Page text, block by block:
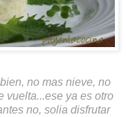
no mas nieve, no
vuelta...ese ya es otro
no, solia disfrutar